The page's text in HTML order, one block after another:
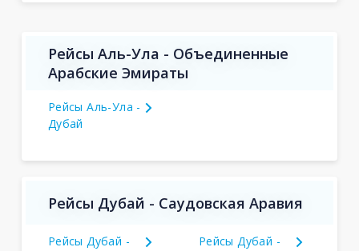
Рейсы Аль-Ула - Объединенные
Арабские Эмираты
Рейсы Аль-Ула -
Дубай
Рейсы Дубай - Саудовская Аравия
Рейсы Дубай -
Рейсы Дубай -